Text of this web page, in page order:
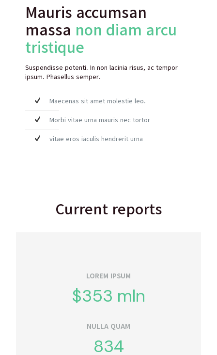
Mauris accumsan
massa non diam arcu
tristique
Suspendisse potenti. In non lacinia risus, ac tempor
ipsum. Phasellus semper.
Maecenas sit amet molestie leo.
Morbi vitae urna mauris nec tortor
vitae eros iaculis hendrerit urna
Current reports
LOREM IPSUM
$353 mln
NULLA QUAM
834